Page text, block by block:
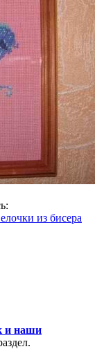
из бисера
и наши